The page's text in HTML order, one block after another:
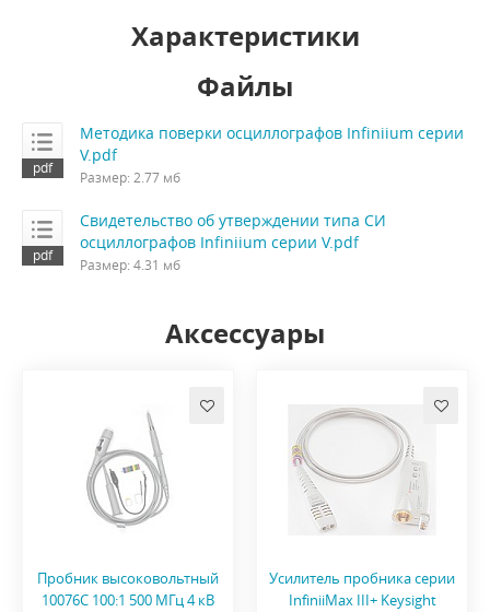
Характеристики
Файлы
Методика поверки осциллографов Infiniium серии
V.pdf
Размер: 2.77 мб
Свидетельство об утверждении типа СИ
осциллографов Infiniium серии V.pdf
Размер: 4.31 мб
Аксессуары
Пробник высоковольтный
10076C 100:1 500 МГц 4 кВ
Усилитель пробника серии
InfiniiMax III+ Keysight